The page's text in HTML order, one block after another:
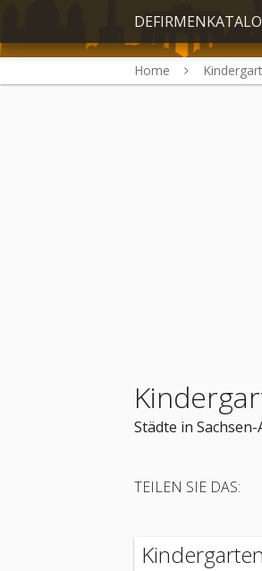
Home
Städte in
TEILEN SIE DAS: